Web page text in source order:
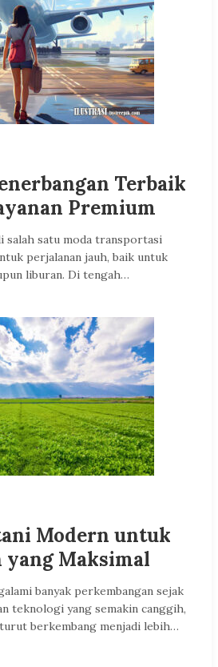
Terbaik
Premium
salah satu moda transportasi
perjalanan jauh, baik untuk
liburan. Di tengah…
Modern untuk
yang Maksimal
banyak perkembangan sejak
teknologi yang semakin canggih,
berkembang menjadi lebih…